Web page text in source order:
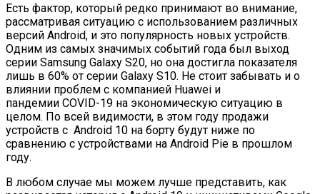
Есть фактор, который редко принимают во внимание,
рассматривая ситуацию с использованием различных
версий Android, и это популярность новых устройств.
Одним из самых значимых событий года был выход
серии Samsung Galaxy S20, но она достигла показателя
лишь в 60% от серии Galaxy S10. Не стоит забывать и о
влиянии проблем с компанией Huawei и
пандемии COVID-19 на экономическую ситуацию в
целом. По всей видимости, в этом году продажи
устройств с Android 10 на борту будут ниже по
сравнению с устройствами на Android Pie в прошлом
году.
В любом случае мы можем лучше представить, как